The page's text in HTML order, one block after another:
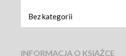
Bez kategorii
INFORMACJA O KSIĄŻCE